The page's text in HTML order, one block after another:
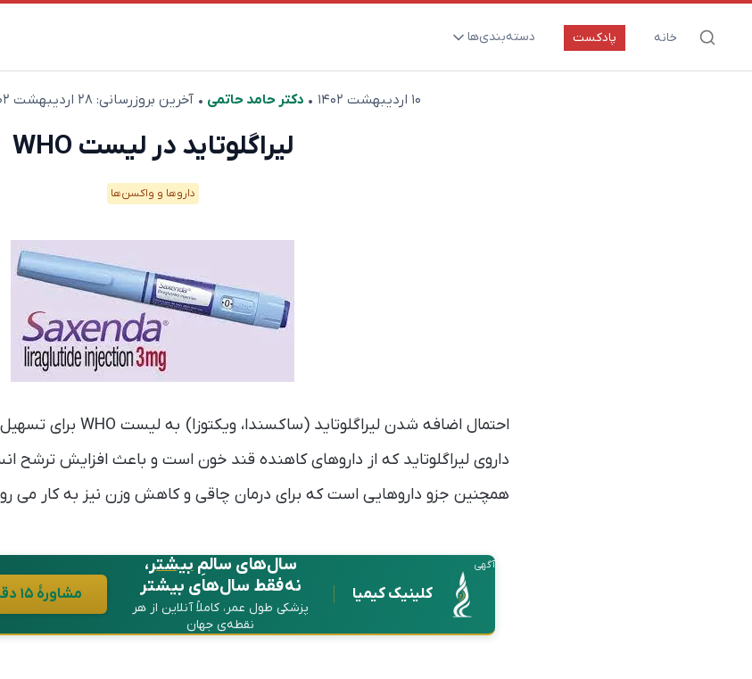
خانه پادکست دسته‌بندی‌ها
ارتقای سلامت و طول عمر
۱۰ اردیبهشت ۱۴۰۲ •دکتر حامد حاتمی • آخرین بروزرسانی:۲۸ اردیبهشت ۱۴۰۲
لیراگلوتاید در لیست WHO
دارو‌ها و واکسن‌ها
احتمال اضافه شدن لیراگلوتاید (ساکسندا، ویکتوزا) به لیست WHO برای تسهیل دسترسی در کشورهای مختلف.
داروی لیراگلوتاید که از داروهای کاهنده قند خون است و باعث افزایش ترشح
همچنین جزو داروهایی است که برای درمان چاقی و کاهش وزن نیز به کار می
آگهی
کلینیک کیمیا
سال‌های سالمِبیشتر،
نه فقط سال‌های بیشتر
پزشکی طول عمر، کاملاً آنلاین از هر
نقطه‌ی جهان
مشاورهٔ ۱۵ دقیقه‌ای رایگان در واتساپ